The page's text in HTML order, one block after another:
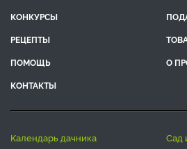
КОНКУРСЫ
РЕЦЕПТЫ
ПОМОЩЬ
О
КОНТАКТЫ
календарь дачника